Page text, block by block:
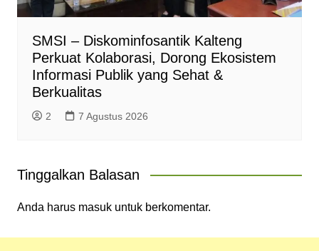
SMSI – Diskominfosantik Kalteng
Perkuat Kolaborasi, Dorong Ekosistem
Informasi Publik yang Sehat &
Berkualitas
2 7 Agustus 2026
Tinggalkan Balasan
Anda harus masukuntuk berkomentar.